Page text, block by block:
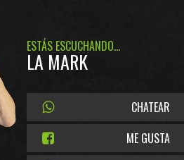
ESTÁS ESCUCHANDO...
LA MARK
CHATEAR
ME GUSTA